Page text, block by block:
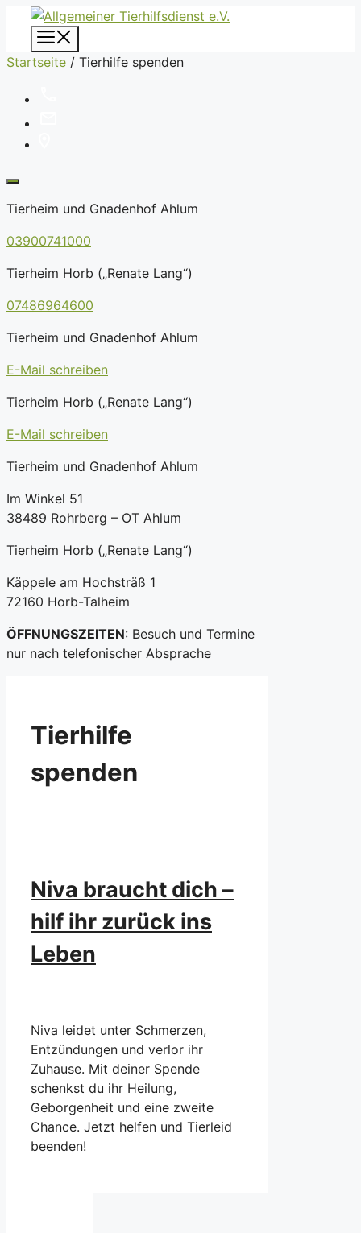
Zum
Inhalt
springen
Startseite / Tierhilfe spenden
Tierheim und Gnadenhof Ahlum
03900741000
Tierheim Horb („Renate Lang“)
07486964600
Tierheim und Gnadenhof Ahlum
E-Mail schreiben
Tierheim Horb („Renate Lang“)
E-Mail schreiben
Tierheim und Gnadenhof Ahlum
Im Winkel 51
38489 Rohrberg – OT Ahlum
Tierheim Horb („Renate Lang“)
Käppele am Hochsträß 1
72160 Horb-Talheim
ÖFFNUNGSZEITEN: Besuch und Termine
nur nach telefonischer Absprache
Tierhilfe
spenden
Niva braucht dich –
hilf ihr zurück ins
Leben
Niva leidet unter Schmerzen,
Entzündungen und verlor ihr
Zuhause. Mit deiner Spende
schenkst du ihr Heilung,
Geborgenheit und eine zweite
Chance. Jetzt helfen und Tierleid
beenden!